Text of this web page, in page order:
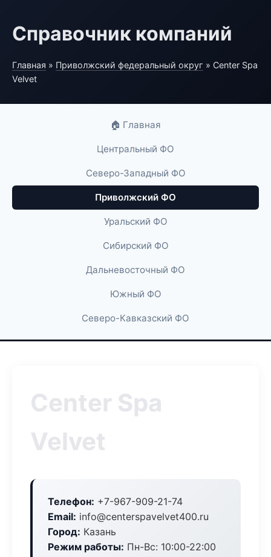
Справочник компаний
Главная » Приволжский федеральный округ » Center Spa
Velvet
🏠 Главная
Центральный ФО
Северо-Западный ФО
Приволжский ФО
Уральский ФО
Сибирский ФО
Дальневосточный ФО
Южный ФО
Северо-Кавказский ФО
Center Spa
Velvet
Телефон: +7-967-909-21-74
Email: info@centerspavelvet400.ru
Город: Казань
Режим работы: Пн-Вс: 10:00-22:00